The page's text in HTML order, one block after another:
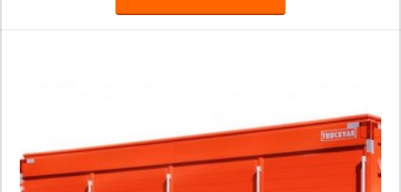
propaganda, publicidade e live marketing, como África,
BFerraz, TUDO, entre outras, realizando ações especiais e